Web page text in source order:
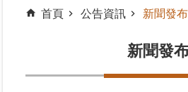
紹
首頁
公告資訊 新聞發布
新聞發